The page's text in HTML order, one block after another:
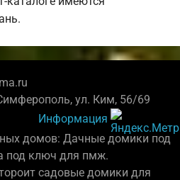
ул. Ким, 56/69
Информация
домов: Дачные домики под
под ключ для пмж.
садовые домики для